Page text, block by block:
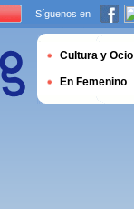
Síguenos en
Cultura y Ocio
En Femenino